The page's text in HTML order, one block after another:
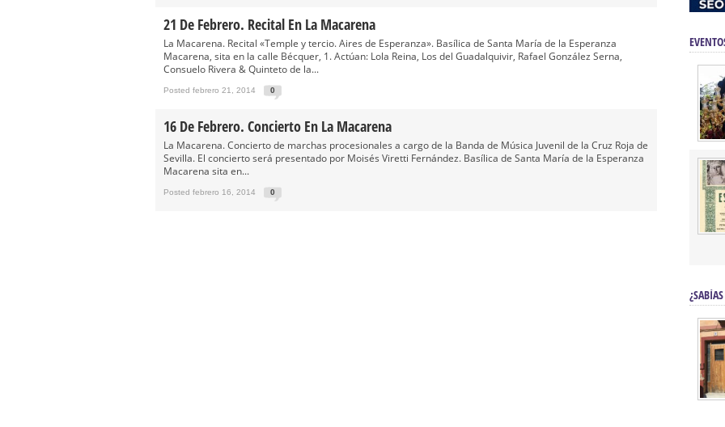
21 De Febrero. Recital En La Macarena
La Macarena. Recital «Temple y tercio. Aires de Esperanza». Basílica de Santa María de la Esperanza
Macarena, sita en la calle Bécquer, 1. Actúan: Lola Reina, Los del Guadalquivir, Rafael González Serna,
Consuelo Rivera & Quinteto de la...
Posted febrero 21, 2014 0
16 De Febrero. Concierto En La Macarena
La Macarena. Concierto de marchas procesionales a cargo de la Banda de Música Juvenil de la Cruz Roja de
Sevilla. El concierto será presentado por Moisés Viretti Fernández. Basílica de Santa María de la Esperanza
Macarena sita en...
Posted febrero 16, 2014 0